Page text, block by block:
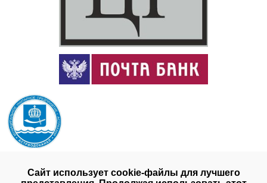
Сайт использует cookie-файлы для лучшего